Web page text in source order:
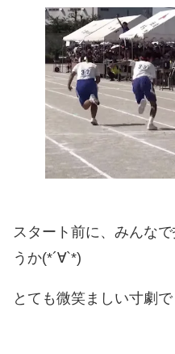
スタート前に、みんな
うか(*´∀`*)
とても微笑ましい寸劇で